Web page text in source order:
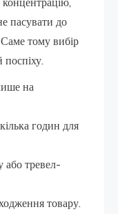
пасувати до
тому вибір
поспіху.
на
годин для
або тревел-
товару.